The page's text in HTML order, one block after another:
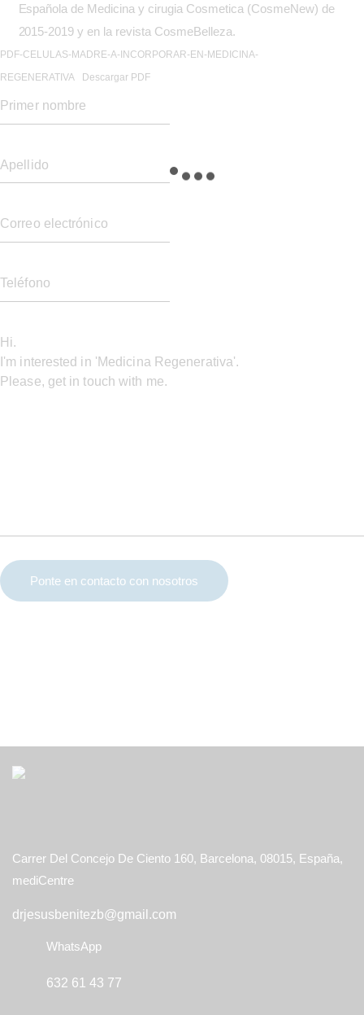
Española de Medicina y cirugia Cosmetica (CosmeNew) de
2015-2019 y en la revista CosmeBelleza.
PDF-CELULAS-MADRE-A-INCORPORAR-EN-MEDICINA-
REGENERATIVA
Descargar PDF
Carrer Del Concejo De Ciento 160, Barcelona, 08015, España,
mediCentre
drjesusbenitezb@gmail.com
WhatsApp
632 61 43 77